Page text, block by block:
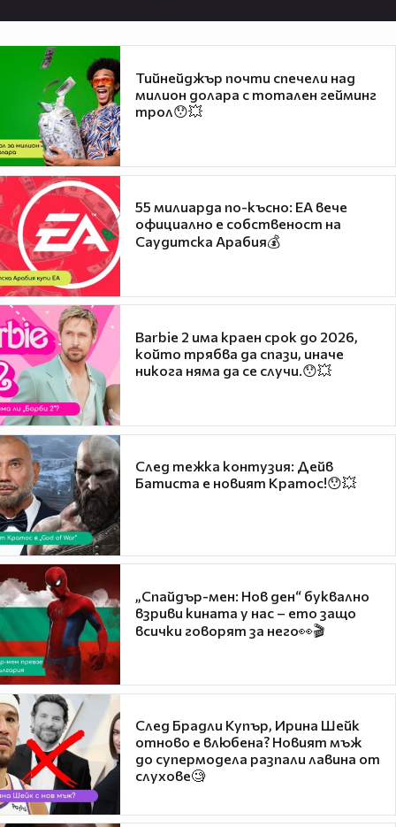
Тийнейджър почти спечели над
милион долара с тотален гейминг
трол😯💥
55 милиарда по-късно: EA вече
официално е собственост на
Саудитска Арабия💰
Barbie 2 има краен срок до 2026,
който трябва да спази, иначе
никога няма да се случи.😯💥
След тежка контузия: Дейв
Батиста е новият Кратос!😯💥
„Спайдър-мен: Нов ден“ буквално
взриви кината у нас – ето защо
всички говорят за него👀🎬
След Брадли Купър, Ирина Шейк
отново е влюбена? Новият мъж
до супермодела разпали лавина от
слухове🧐